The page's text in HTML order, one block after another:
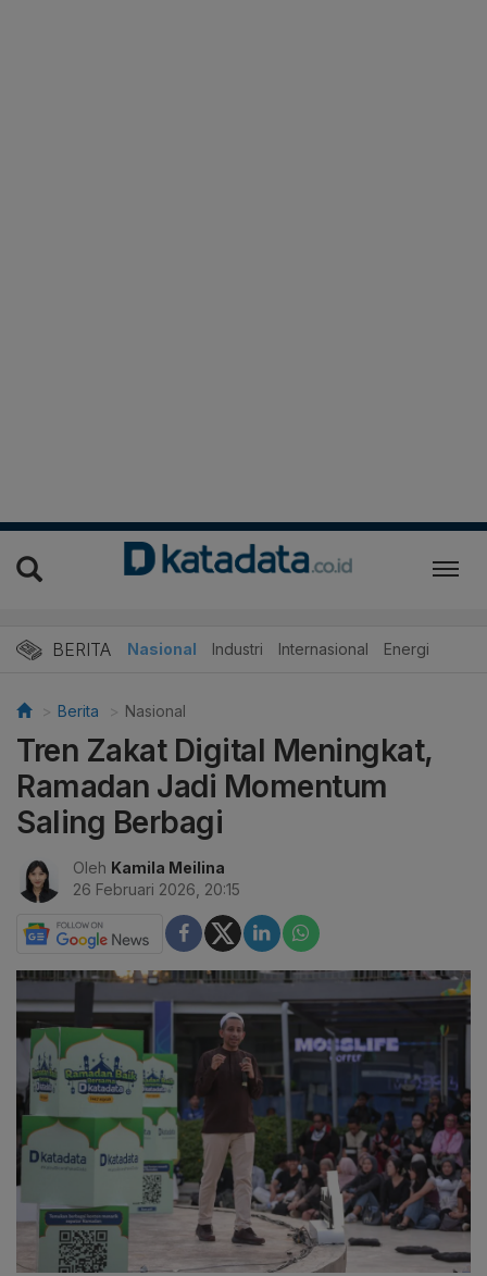
BERITA Nasional Industri Internasional Energi
Berita Nasional
Tren Zakat Digital Meningkat,
Ramadan Jadi Momentum
Saling Berbagi
Oleh Kamila Meilina
26 Februari 2026, 20:15